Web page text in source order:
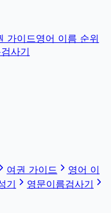
가이드영어 이름 순위
사기
여권 가이드
영어 이
기
영문이름검사기